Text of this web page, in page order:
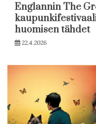
Englannin The
huomisen tähdet
22.4.2026